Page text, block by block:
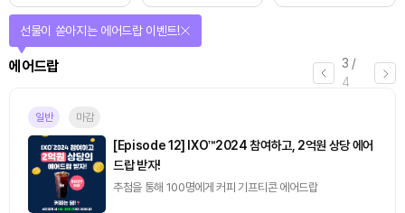
3 /
4
에어드랍
선물이 쏟아지는 에어드랍 이벤트!
일반 마감
[Episode 12] IXO™2024 참여하고, 2억원 상당 에어
드랍 받자!
추첨을 통해 100명에게 커피 기프티콘 에어드랍